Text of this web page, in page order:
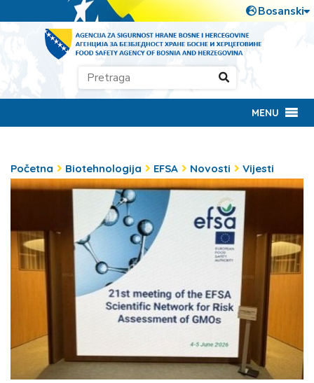
MENU
Početna Biotehnologija EFSA Novosti Vijesti